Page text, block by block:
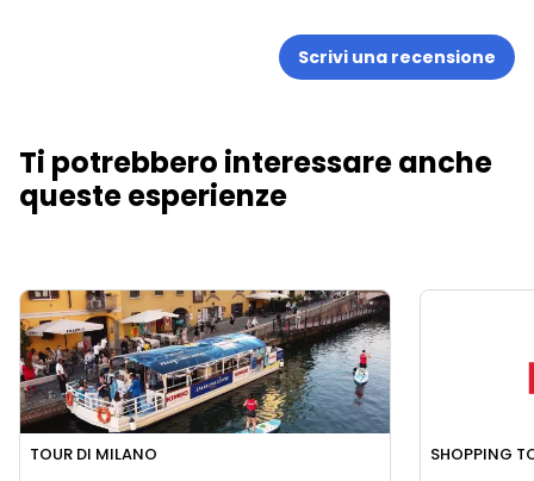
Scrivi una recensione
Ti potrebbero interessare anche
queste esperienze
TOUR DI MILANO SHOPPING